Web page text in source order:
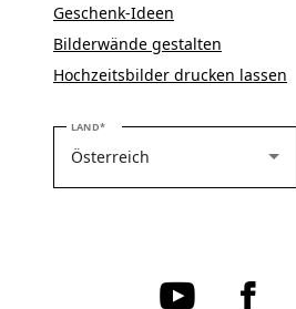
Geschenk-Ideen
Bilderwände gestalten
Hochzeitsbilder drucken lassen
LANDBITTE WÄHLEN SIE IHR LAND